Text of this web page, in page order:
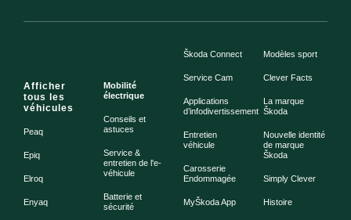
Afficher
tous les
véhicules
Peaq
Epiq
Elroq
Enyaq
Mobilité
électrique
Conseils et
astuces
Service &
entretien de l'e-
véhicule
Batterie et
sécurité
Škoda Connect
Service Cam
Applications
d’infodivertissement
Entretien
véhicule
Carosserie
Endommagée
MyŠkoda App
Modèles sport
Clever Facts
La marque
Škoda
Nouvelle identité
de marque
Škoda
Simply Clever
Histoire